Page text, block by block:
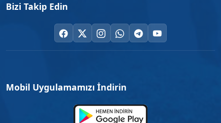
Bizi Takip Edin
Mobil Uygulamamızı İndirin